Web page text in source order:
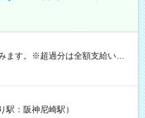
ます。※超過分は全額支給いたし
以上／月 みなし残業時間 10時間
給） 【 試用期間 】
期間の長さ：2ヶ月 雇用形態、
駅：阪神尼崎駅）